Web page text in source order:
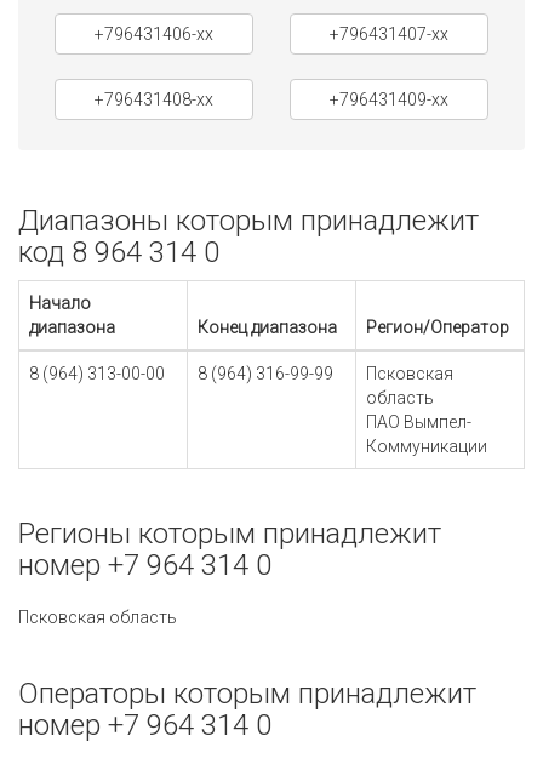
+796431406-xx +796431407-xx
+796431408-xx +796431409-xx
Диапазоны которым принадлежит
код 8 964 314 0
Начало
диапазона
Конец диапазона Регион/Оператор
8 (964) 313-00-00 8 (964) 316-99-99
Псковская
область
ПАО Вымпел-
Коммуникации
Регионы которым принадлежит
номер +7 964 314 0
Псковская область
Операторы которым принадлежит
номер +7 964 314 0